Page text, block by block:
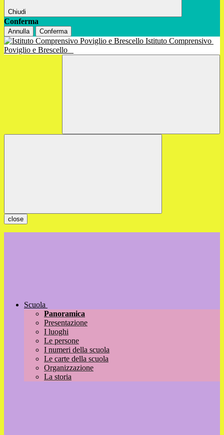
Chiudi
Conferma
Annulla Conferma
Istituto Comprensivo
Poviglio e Brescello
close
Scuola
Panoramica
Presentazione
I luoghi
Le persone
I numeri della scuola
Le carte della scuola
Organizzazione
La storia